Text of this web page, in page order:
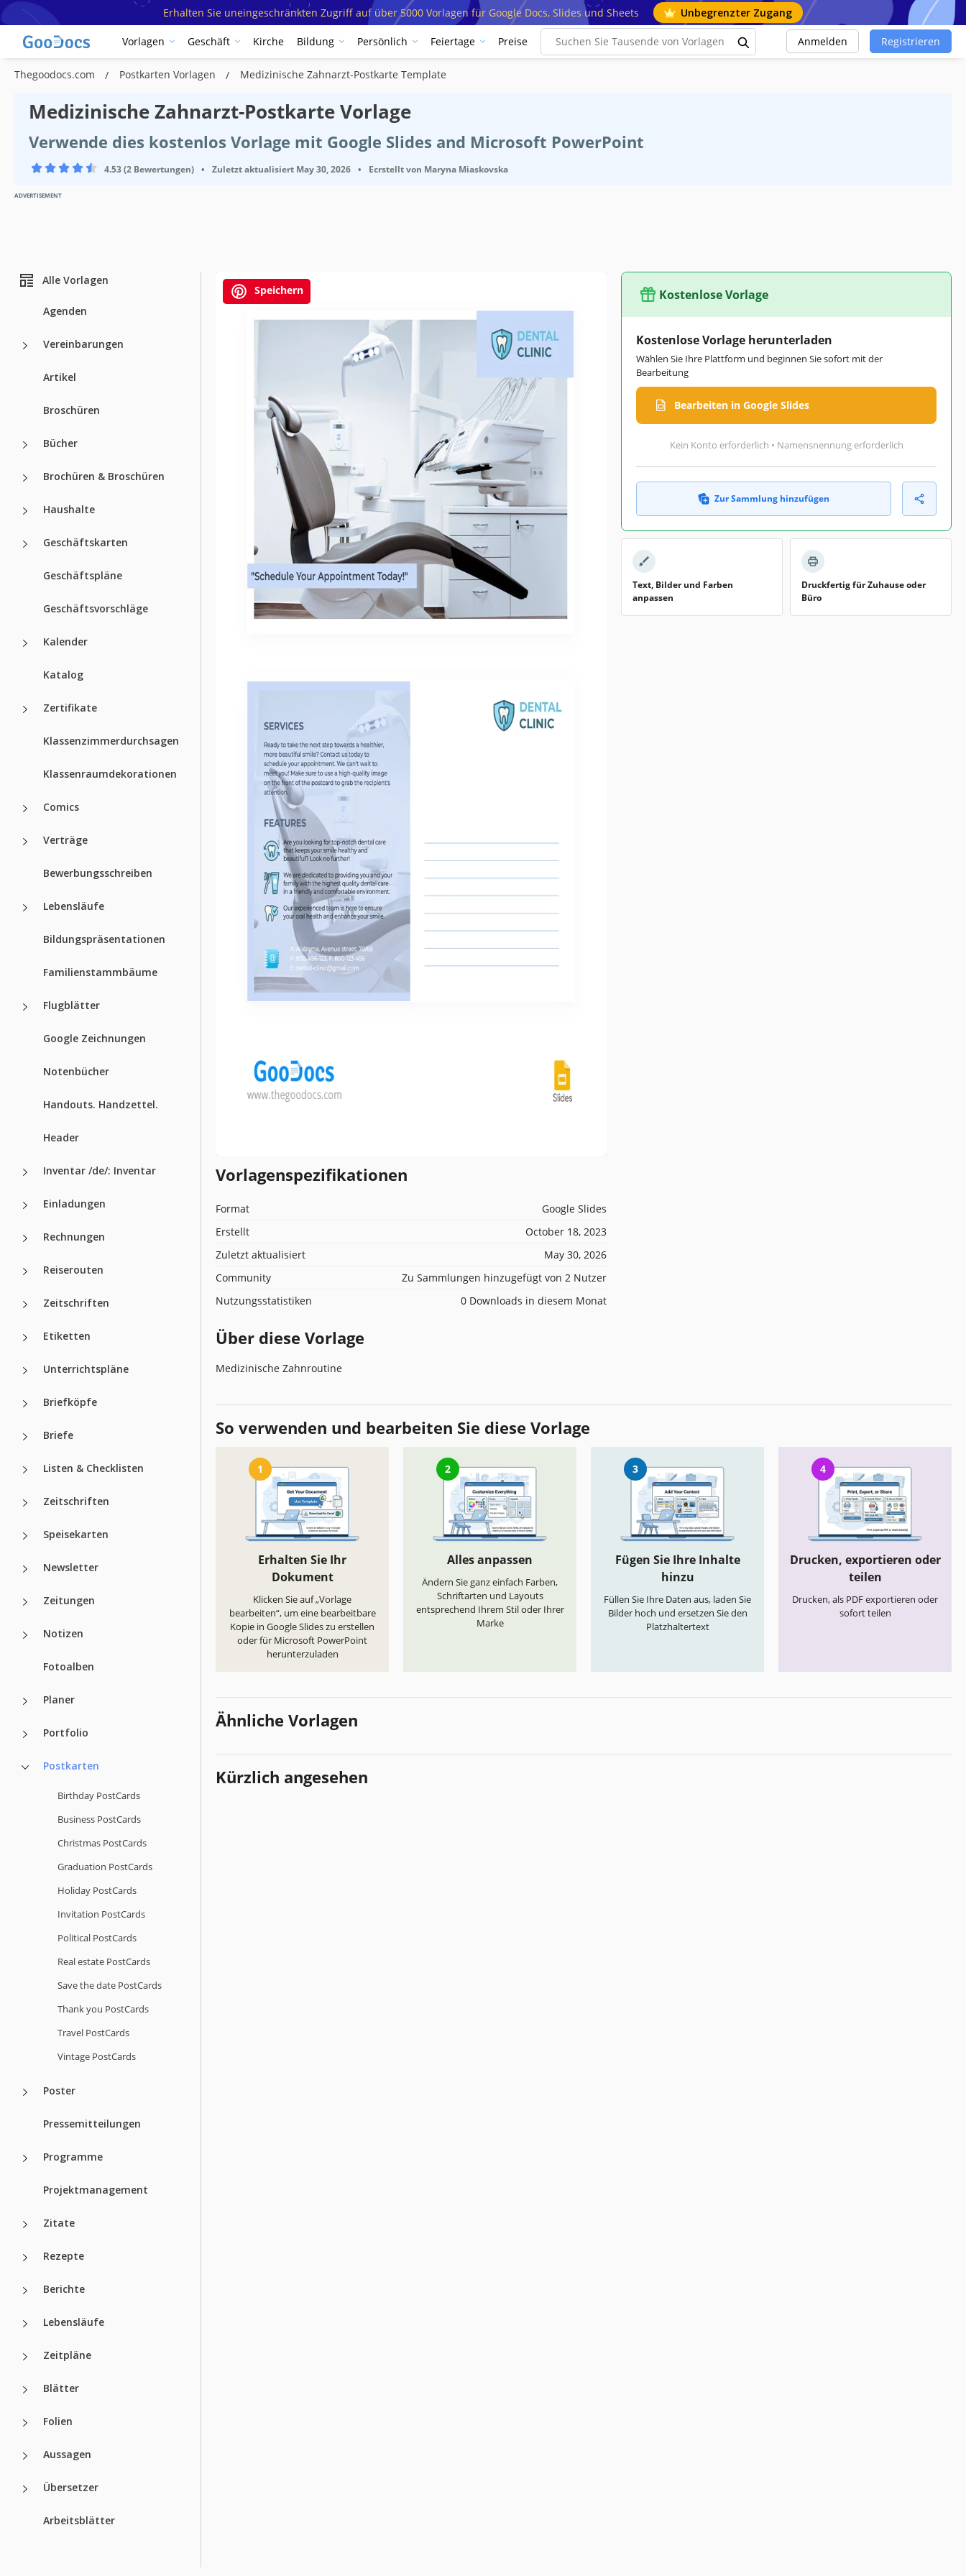
Erhalten Sie uneingeschränkten Zugriff auf über 5000 Vorlagen für Google Docs, Slides und Sheets Unbegrenzter Zugang
Vorlagen Geschäft Kirche Bildung Persönlich Feiertage Preise Anmelden Registrieren
Thegoodocs.com Postkarten Vorlagen Medizinische Zahnarzt-Postkarte Template
Medizinische Zahnarzt-Postkarte Vorlage
Verwende dies kostenlos Vorlage mit Google Slides and Microsoft PowerPoint
4.53 (2 Bewertungen) • Zuletzt aktualisiert May 30, 2026 • Ecrstellt von Maryna Miaskovska
ADVERTISEMENT
Alle Vorlagen
Agenden
Vereinbarungen
Artikel
Broschüren
Bücher
Brochüren & Broschüren
Haushalte
Geschäftskarten
Geschäftspläne
Geschäftsvorschläge
Kalender
Katalog
Zertifikate
Klassenzimmerdurchsagen
Klassenraumdekorationen
Comics
Verträge
Bewerbungsschreiben
Lebensläufe
Bildungspräsentationen
Familienstammbäume
Flugblätter
Google Zeichnungen
Notenbücher
Handouts. Handzettel.
Header
Inventar /de/: Inventar
Einladungen
Rechnungen
Reiserouten
Zeitschriften
Etiketten
Unterrichtspläne
Briefköpfe
Briefe
Listen & Checklisten
Zeitschriften
Speisekarten
Newsletter
Zeitungen
Notizen
Fotoalben
Planer
Portfolio
Postkarten
Birthday PostCards
Business PostCards
Christmas PostCards
Graduation PostCards
Holiday PostCards
Invitation PostCards
Political PostCards
Real estate PostCards
Save the date PostCards
Thank you PostCards
Travel PostCards
Vintage PostCards
Poster
Pressemitteilungen
Programme
Projektmanagement
Zitate
Rezepte
Berichte
Lebensläufe
Zeitpläne
Blätter
Folien
Aussagen
Übersetzer
Arbeitsblätter
Speichern
Vorlagenspezifikationen
Format
Google Slides
Erstellt
October 18, 2023
Zuletzt aktualisiert
May 30, 2026
Community
Zu Sammlungen hinzugefügt von 2 Nutzer
Nutzungsstatistiken
0 Downloads in diesem Monat
Über diese Vorlage
Medizinische Zahnroutine
Kostenlose Vorlage
Kostenlose Vorlage herunterladen
Wählen Sie Ihre Plattform und beginnen Sie sofort mit der
Bearbeitung
Bearbeiten in Google Slides
Kein Konto erforderlich • Namensnennung erforderlich
Zur Sammlung hinzufügen
Text, Bilder und Farben
anpassen
Druckfertig für Zuhause oder
Büro
So verwenden und bearbeiten Sie diese Vorlage
1
Erhalten Sie Ihr
Dokument
Klicken Sie auf „Vorlage
bearbeiten“, um eine bearbeitbare
Kopie in Google Slides zu erstellen
oder für Microsoft PowerPoint
herunterzuladen
2
Alles anpassen
Ändern Sie ganz einfach Farben,
Schriftarten und Layouts
entsprechend Ihrem Stil oder Ihrer
Marke
3
Fügen Sie Ihre Inhalte
hinzu
Füllen Sie Ihre Daten aus, laden Sie
Bilder hoch und ersetzen Sie den
Platzhaltertext
4
Drucken, exportieren oder
teilen
Drucken, als PDF exportieren oder
sofort teilen
Ähnliche Vorlagen
Kürzlich angesehen